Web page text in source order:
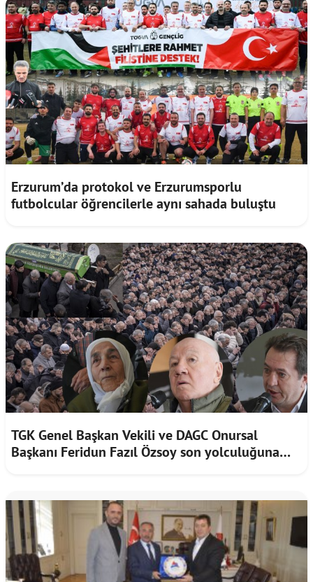
Erzurum’da protokol ve Erzurumsporlu
futbolcular öğrencilerle aynı sahada buluştu
TGK Genel Başkan Vekili ve DAGC Onursal
Başkanı Feridun Fazıl Özsoy son yolculuğuna